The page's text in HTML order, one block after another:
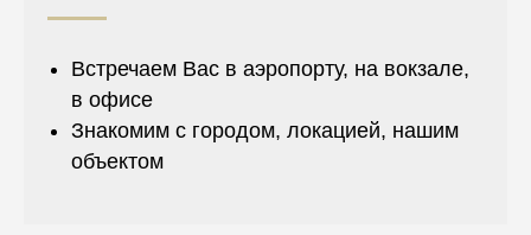
Встречаем Вас в аэропорту, на вокзале,
в офисе
Знакомим с городом, локацией, нашим
объектом